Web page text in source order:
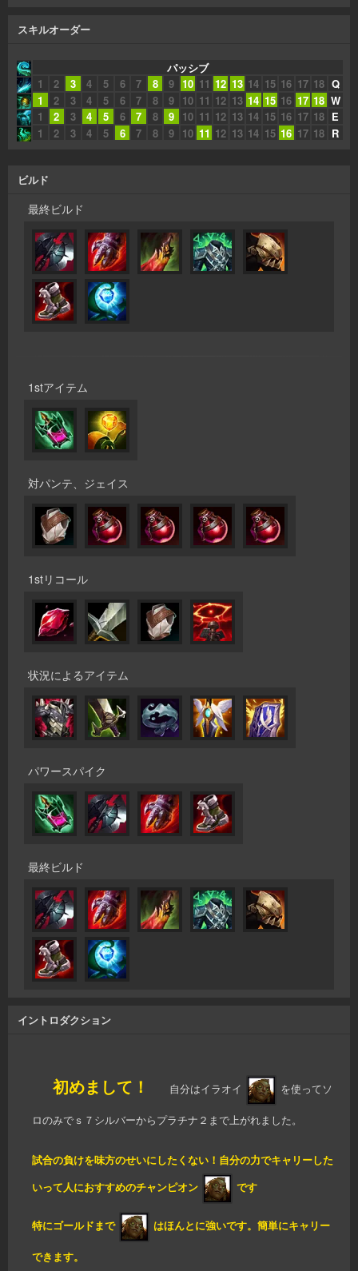
スキルオーダー
パッシブ
1
2 3 4 5 6 7 8 9 10 11 12 13 14 15 16 17 18 Q
1
2 3 4 5 6 7 8 9 10 11 12 13 14 15 16 17 18 W
1
2 3 4 5 6 7 8 9 10 11 12 13 14 15 16 17 18 E
1
2 3 4 5 6 7 8 9 10 11 12 13 14 15 16 17 18 R
ビルド
最終ビルド
1stアイテム
対パンテ、ジェイス
1stリコール
状況によるアイテム
パワースパイク
最終ビルド
イントロダクション
初めまして！ 自分はイラオイ を使ってソ
ロのみでｓ７シルバーからプラチナ２まで上がれました。
試合の負けを味方のせいにしたくない！自分の力でキャリーした
いって人におすすめのチャンピオン
です
特にゴールドまで はほんとに強いです。簡単にキャリー
できます。